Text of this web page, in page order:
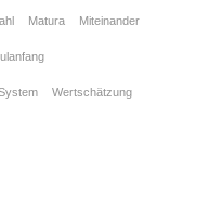
Matura Miteinander
Wertschätzung